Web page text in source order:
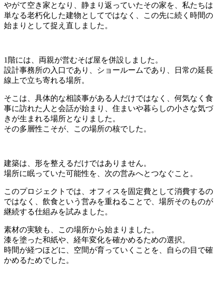
やがて空き家となり、静まり返っていたその家を、私たちは
単なる老朽化した建物としてではなく、この先に続く時間の
始まりとして捉え直しました。
1階には、両親が営むそば屋を併設しました。
設計事務所の入口であり、ショールームであり、日常の延長
線上で立ち寄れる場所。
そこは、具体的な相談事がある人だけではなく、何気なく食
事に訪れた人と会話が始まり、住まいや暮らしの小さな気づ
きが生まれる場所となりました。
その多層性こそが、この場所の核でした。
建築は、形を整えるだけではありません。
場所に眠っていた可能性を、次の営みへとつなぐこと。
このプロジェクトでは、オフィスを固定費として消費するの
ではなく、飲食という営みを重ねることで、場所そのものが
継続する仕組みを試みました。
素材の実験も、この場所から始まりました。
漆を塗った和紙や、経年変化を確かめるための選択。
時間が経つほどに、空間が育っていくことを、自らの目で確
かめるためでした。